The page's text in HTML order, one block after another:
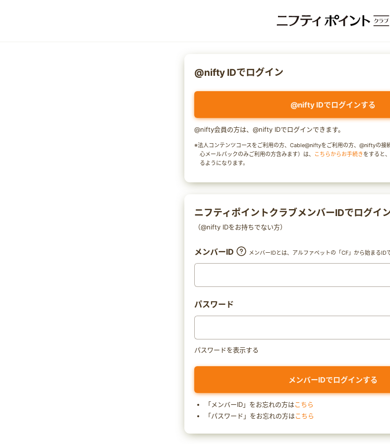
@nifty IDでログイン
@nifty IDでログインする
@nifty会員の方は、@nifty IDでログインできます。
※法人コンテンツコースをご利用の方、Cable@niftyをご利用の方、@niftyの接
心メールパックのみご利用の方含みます）は、
こちらからお手続きをすると
るようになります。
ニフティポイントクラブメンバーIDでログイ
（@nifty IDをお持ちでない方）
メンバーID メンバーIDとは、アルファベットの「CF」から始まるIDで
パスワード
パスワードを表示する
「メンバーID」をお忘れの方はこちら
「パスワード」をお忘れの方はこちら